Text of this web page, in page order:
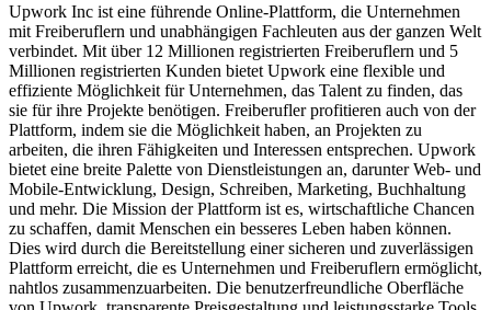
Upwork Inc ist eine führende Online-Plattform, die Unternehmen
mit Freiberuflern und unabhängigen Fachleuten aus der ganzen Welt
verbindet. Mit über 12 Millionen registrierten Freiberuflern und 5
Millionen registrierten Kunden bietet Upwork eine flexible und
effiziente Möglichkeit für Unternehmen, das Talent zu finden, das
sie für ihre Projekte benötigen. Freiberufler profitieren auch von der
Plattform, indem sie die Möglichkeit haben, an Projekten zu
arbeiten, die ihren Fähigkeiten und Interessen entsprechen. Upwork
bietet eine breite Palette von Dienstleistungen an, darunter Web- und
Mobile-Entwicklung, Design, Schreiben, Marketing, Buchhaltung
und mehr. Die Mission der Plattform ist es, wirtschaftliche Chancen
zu schaffen, damit Menschen ein besseres Leben haben können.
Dies wird durch die Bereitstellung einer sicheren und zuverlässigen
Plattform erreicht, die es Unternehmen und Freiberuflern ermöglicht,
nahtlos zusammenzuarbeiten. Die benutzerfreundliche Oberfläche